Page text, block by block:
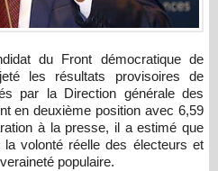
les résultats provisoires de
par la Direction générale des
en deuxième position avec 6,59
à la presse, il a estimé que
volonté réelle des électeurs et
populaire.